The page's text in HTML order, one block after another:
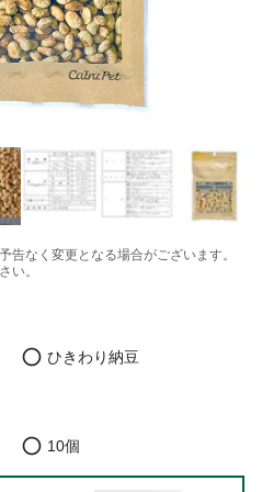
なく変更となる場合がございます。
い。
ひきわり納豆
10個